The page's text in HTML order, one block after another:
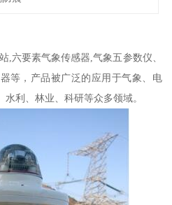
,六要素气象传感器,气象五参数仪、
等，产品被广泛的应用于气象、电
利、林业、科研等众多领域。